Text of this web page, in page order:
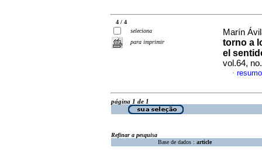
4 / 4
seleciona
para imprimir
Marín
torno a
el
vol.64,
·
página 1 de 1
Refinar a pesquisa
Base de dados : article